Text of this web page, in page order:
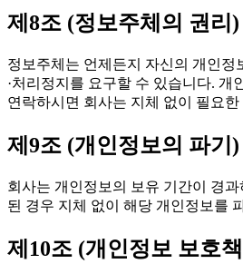
제8조 (정보주체의 권리)
정보주체는 언제든지 자신의 개인정
·처리정지를 요구할 수 있습니다. 개
연락하시면 회사는 지체 없이 필요
제9조 (개인정보의 파기)
회사는 개인정보의 보유 기간이 경
된 경우 지체 없이 해당 개인정보를
제10조 (개인정보 보호